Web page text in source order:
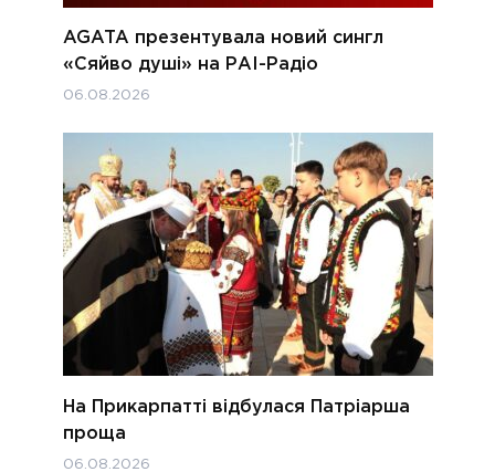
AGATA презентувала новий сингл
«Сяйво душі» на РАІ-Радіо
06.08.2026
На Прикарпатті відбулася Патріарша
проща
06.08.2026